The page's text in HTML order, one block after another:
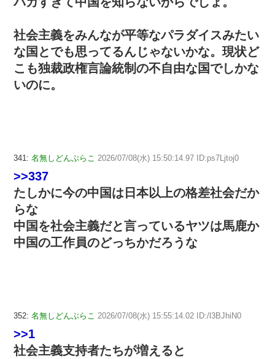
社会主義をみんなが平等なパラダイスみたい
な国とでも思ってるんじゃないかな。現状ど
こも独裁政権言論統制の不自由な国でしかな
いのに。
341: 名無しどんぶらこ 2026/07/08(水) 15:50:14.97 ID:ps7Ljtoj0
>>337
たしかに今の中国は日本以上の格差社会だか
らな
中国を社会主義だと言っているヤツは馬鹿か
中国の工作員のどっちかだろうな
352: 名無しどんぶらこ 2026/07/08(水) 15:55:14.02 ID:/l3BJhiN0
>>1
社会主義支持者たちが増えると